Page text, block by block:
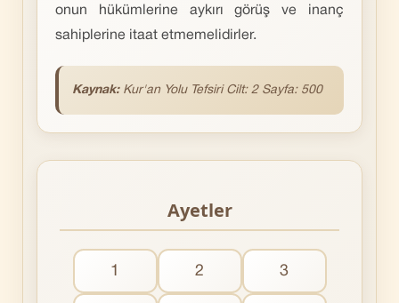
onun hükümlerine aykırı görüş ve inanç
sahiplerine itaat etmemelidirler.
Kaynak: Kur'an Yolu Tefsiri Cilt: 2 Sayfa: 500
Ayetler
1 2 3